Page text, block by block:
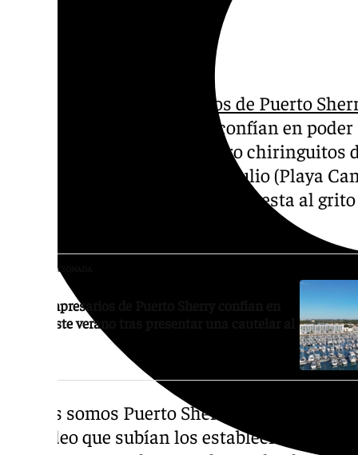
empresarios de Puerto
cautelar al juez con la que confían en
los trabajadores de los cuatro chiringuitos
que tienen que cerrar el 7 de julio (Playa
Margarita) se unían en una protesta al
NOTICIA RELACIONADA
Los empresarios de Puerto Sherry confían en
abrir este verano tras presentar una cautelar al
«Todos somos Puerto Sherry, todos somos
del vídeo que subían los establecimientos